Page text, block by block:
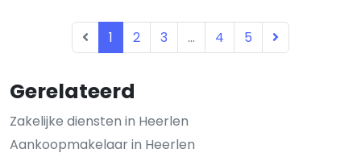
Gerelateerd
Zakelijke diensten in Heerlen
Aankoopmakelaar in Heerlen
1 2 3 ... 4 5